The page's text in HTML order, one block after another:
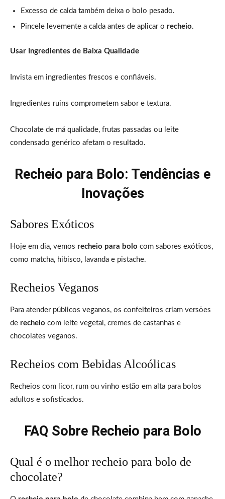
Excesso de calda também deixa o bolo pesado.
Pincele levemente a calda antes de aplicar o recheio.
Usar Ingredientes de Baixa Qualidade
Invista em ingredientes frescos e confiáveis.
Ingredientes ruins comprometem sabor e textura.
Chocolate de má qualidade, frutas passadas ou leite
condensado genérico afetam o resultado.
Recheio para Bolo: Tendências e
Inovações
Sabores Exóticos
Hoje em dia, vemos recheio para bolo com sabores exóticos,
como matcha, hibisco, lavanda e pistache.
Recheios Veganos
Para atender públicos veganos, os confeiteiros criam versões
de recheio com leite vegetal, cremes de castanhas e
chocolates veganos.
Recheios com Bebidas Alcoólicas
Recheios com licor, rum ou vinho estão em alta para bolos
adultos e sofisticados.
FAQ Sobre Recheio para Bolo
Qual é o melhor recheio para bolo de
chocolate?